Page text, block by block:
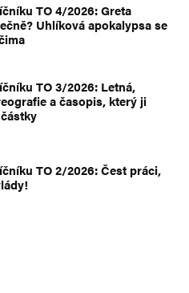
TO 4/2026: Greta
Uhlíková apokalypsa se
TO 3/2026: Letná,
a časopis, který ji
TO 2/2026: Čest práci,